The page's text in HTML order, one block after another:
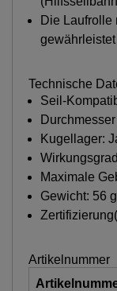
Die Laufrolle
Technische
Seil-
Kugellager:
Maximale
Gewicht: 56 g
Artikelnummer